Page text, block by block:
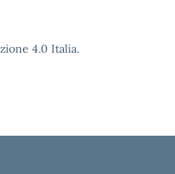
4.0 Italia.